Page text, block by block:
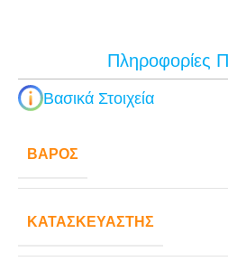
Πληροφορίες
Βασικά Στοιχεία
ΒΆΡΟΣ
ΚΑΤΑΣΚΕΥΑΣΤΉΣ